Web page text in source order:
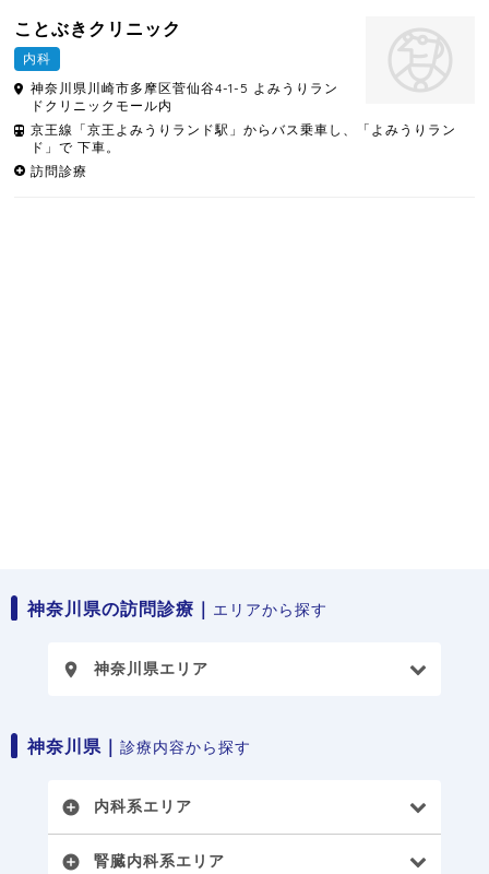
ことぶきクリニック
内科
神奈川県 川崎市多摩区菅仙谷4-1-5 よみうりラン
ドクリニックモール内
京王線「京王よみうりランド駅」からバス乗車し、「よみうりラン
ド」で 下車。
訪問診療
神奈川県の訪問診療｜ エリアから探す
place 神奈川県エリア
神奈川県｜ 診療内容から探す
add_circle 内科系エリア
add_circle 腎臓内科系エリア